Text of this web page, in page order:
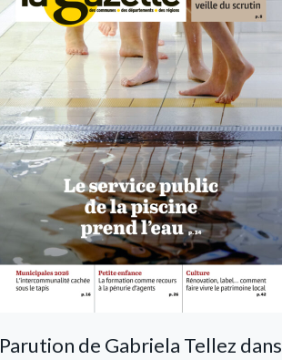
Parution de Gabriela Tellez dans